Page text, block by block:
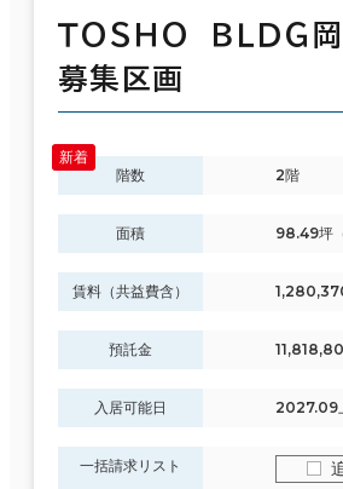
ＴＯＳＨＯ ＢＬＤＧ
募集区画
階数 2階
面積 98.49坪
賃料（共益費含）
預託金
入居可能日 2027.09
一括請求リスト